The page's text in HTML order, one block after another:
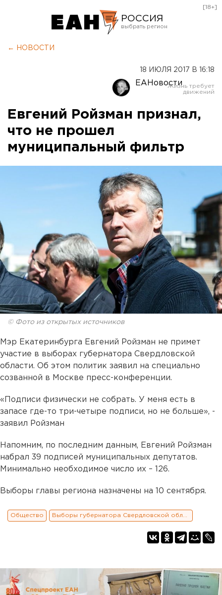
РОССИЯ
Оренбург
[18+]
← НОВОСТИ
18 ИЮЛЯ 2017 В 16:18
ЕАНовости
Евгений Ройзман признал,
что не прошел
муниципальный фильтр
© Фото из открытых источников
Мэр Екатеринбурга Евгений Ройзман не примет
участие в выборах губернатора Свердловской
области. Об этом политик заявил на специально
созванной в Москве пресс-конференции.
«Подписи физически не собрать. У меня есть в
запасе где-то три-четыре подписи, но не больше», -
заявил Ройзман
Напомним, по последним данным, Евгений Ройзман
набрал 39 подписей муниципальных депутатов.
Минимально необходимое число их – 126.
Выборы главы региона назначены на 10 сентября.
Общество